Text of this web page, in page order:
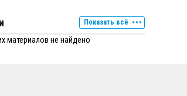
Показать всё
материалов не найдено